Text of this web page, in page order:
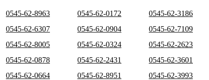
0545-62-8963 0545-62-0172 0545-62-3186
0545-62-6307
0545-62-0904 0545-62-7109
0545-62-8005
0545-62-0324 0545-62-2623
0545-62-0878
0545-62-2431 0545-62-3601
0545-62-0664
0545-62-8951 0545-62-3993